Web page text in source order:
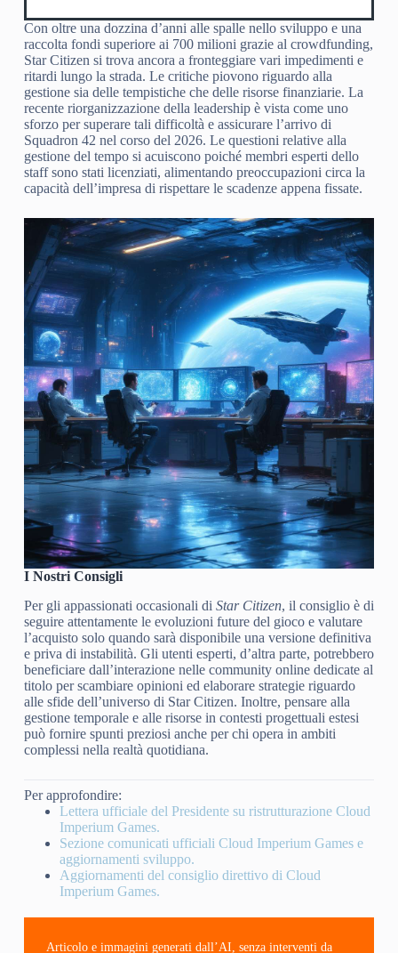
Con oltre una dozzina d’anni alle spalle nello sviluppo e una
raccolta fondi superiore ai 700 milioni grazie al crowdfunding,
Star Citizen si trova ancora a fronteggiare vari impedimenti e
ritardi lungo la strada. Le critiche piovono riguardo alla
gestione sia delle tempistiche che delle risorse finanziarie. La
recente riorganizzazione della leadership è vista come uno
sforzo per superare tali difficoltà e assicurare l’arrivo di
Squadron 42 nel corso del 2026. Le questioni relative alla
gestione del tempo si acuiscono poiché membri esperti dello
staff sono stati licenziati, alimentando preoccupazioni circa la
capacità dell’impresa di rispettare le scadenze appena fissate.
I Nostri Consigli
Per gli appassionati occasionali di Star Citizen, il consiglio è di
seguire attentamente le evoluzioni future del gioco e valutare
l’acquisto solo quando sarà disponibile una versione definitiva
e priva di instabilità. Gli utenti esperti, d’altra parte, potrebbero
beneficiare dall’interazione nelle community online dedicate al
titolo per scambiare opinioni ed elaborare strategie riguardo
alle sfide dell’universo di Star Citizen. Inoltre, pensare alla
gestione temporale e alle risorse in contesti progettuali estesi
può fornire spunti preziosi anche per chi opera in ambiti
complessi nella realtà quotidiana.
Per approfondire:
Lettera ufficiale del Presidente su ristrutturazione Cloud
Imperium Games.
Sezione comunicati ufficiali Cloud Imperium Games e
aggiornamenti sviluppo.
Aggiornamenti del consiglio direttivo di Cloud
Imperium Games.
Articolo e immagini generati dall’AI, senza interventi da